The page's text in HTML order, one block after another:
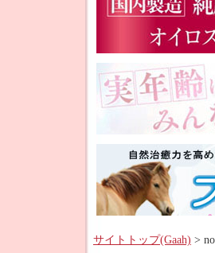
サイトトップ(Gaah) >